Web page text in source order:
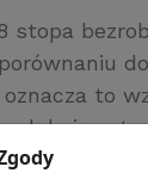
stopa
to